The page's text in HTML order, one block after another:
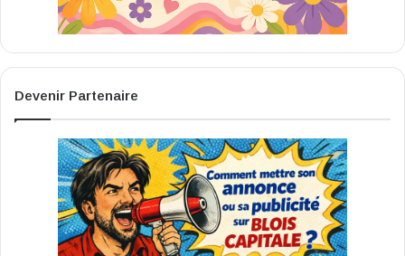
Devenir Partenaire